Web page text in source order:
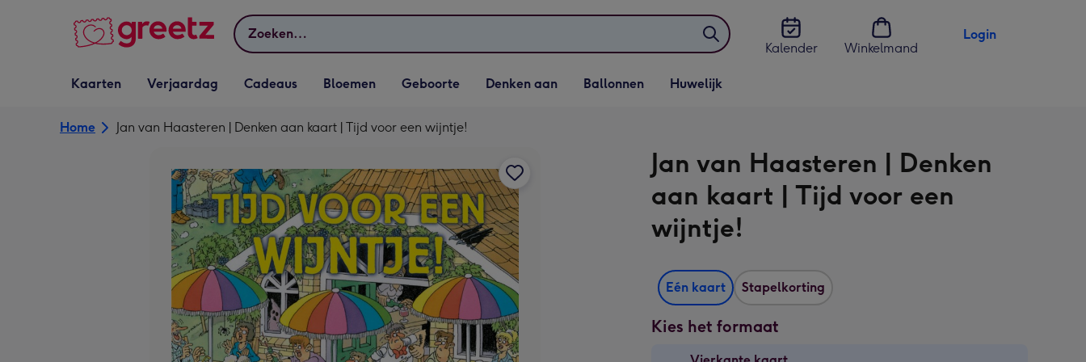
Zoeken
Kalender
Winkelmand
Login
Vervolgkeuzelijst
Kaarten openen
Kaarten
Vervolgkeuzelijst
Verjaardag openen
Verjaardag
Vervolgkeuzelijst
Cadeaus openen
Cadeaus
Vervolgkeuzelijst
Bloemen openen
Bloemen
Vervolgkeuzelijst
Geboorte openen
Geboorte
Vervolgkeuzelijst
Denken aan openen
Denken aan
Vervolgkeuzelijst
Ballonnen openen
Ballonnen
Vervolgkeuzelijst
Huwelijk openen
Huwelijk
Home Jan van Haasteren | Denken aan kaart | Tijd voor een wijntje!
Jan van Haasteren | Denken
aan kaart | Tijd voor een
wijntje!
Eén kaart Stapelkorting
Kies het formaat